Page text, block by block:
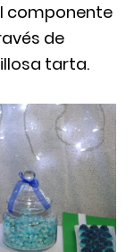
componente
de
tarta.